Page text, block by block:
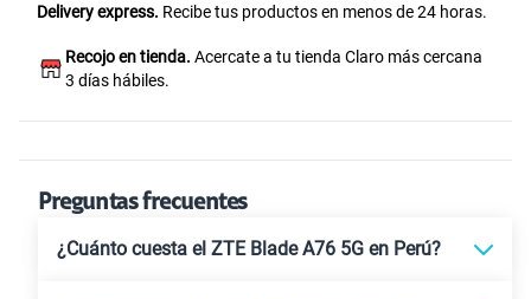
Delivery express. Recibe tus productos en menos de 24 horas.
Recojo en tienda. Acercate a tu tienda Claro más cercana
3 días hábiles.
Preguntas frecuentes
¿Cuánto cuesta el ZTE Blade A76 5G en Perú?